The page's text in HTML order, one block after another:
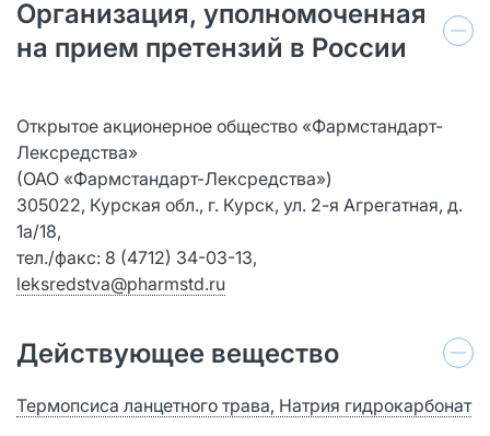
Организация, уполномоченная
на прием претензий в России
Открытое акционерное общество «Фармстандарт-
Лексредства»
(ОАО «Фармстандарт-Лексредства»)
305022, Курская обл., г. Курск, ул. 2-я Агрегатная, д.
1а/18,
тел./факс: 8 (4712) 34-03-13,
leksredstva@pharmstd.ru
Действующее вещество
Термопсиса ланцетного трава, Натрия гидрокарбонат